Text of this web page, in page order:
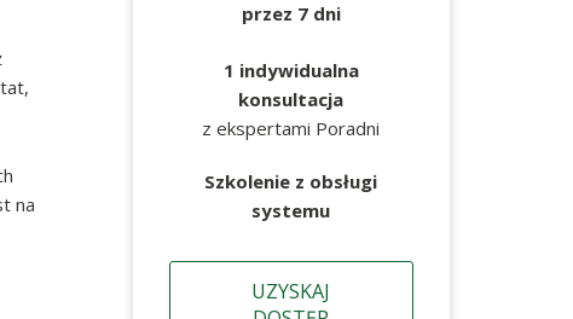
na
przez 7 dni
1 indywidualna
konsultacja
z ekspertami Poradni
Szkolenie z obsługi
systemu
UZYSKAJ